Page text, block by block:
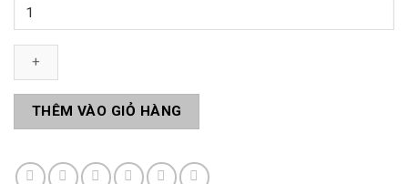
Quà
Pha
lượng
THÊM VÀO GIỎ HÀNG